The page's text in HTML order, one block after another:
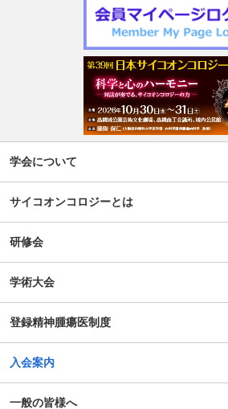
学会について
サイコオンコロジーとは
研修会
学術大会
登録精神腫瘍医制度
入会案内
一般の皆様へ